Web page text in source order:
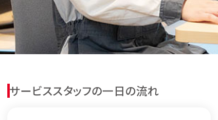
社員インタビュー
インタビュー一覧
営業スタッフ 田中 直弥
営業スタッフ 海老沼 瑞希
サービススタッフ 向後 貴晴
サービススタッフの一日の流れ